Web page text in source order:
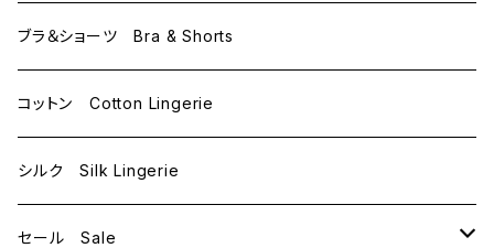
D65
D70
E70
L
ブラ＆ショーツ Bra & Shorts
コットン Cotton Lingerie
シルク Silk Lingerie
セール Sale